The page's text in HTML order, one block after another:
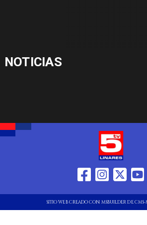
NOTICIAS
SITIO WEB CREADO CON MSBUILDER DE CMS-